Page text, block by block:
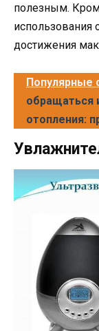
полезным.
использования
достижения
Популярные
обращаться
отопления: